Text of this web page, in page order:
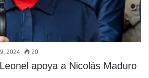
2024 20
apoya a Nicolás Maduro